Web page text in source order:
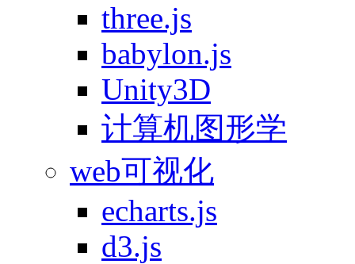
three.js
babylon.js
Unity3D
计算机图形学
web可视化
echarts.js
d3.js